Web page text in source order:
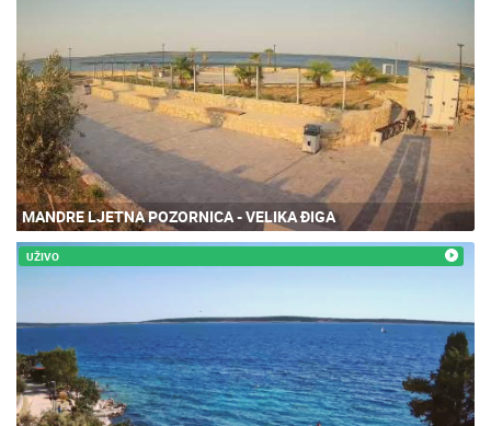
MANDRE LJETNA POZORNICA - VELIKA ĐIGA
UŽIVO